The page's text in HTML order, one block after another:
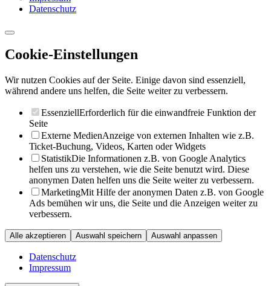
Datenschutz
Cookie-Einstellungen
Wir nutzen Cookies auf der Seite. Einige davon sind essenziell,
während andere uns helfen, die Seite weiter zu verbessern.
EssenziellErforderlich für die einwandfreie Funktion der
Seite
Externe MedienAnzeige von externen Inhalten wie z.B.
Ticket-Buchung, Videos, Karten oder Widgets
StatistikDie Informationen z.B. von Google Analytics
helfen uns zu verstehen, wie die Seite benutzt wird. Diese
anonymen Daten helfen uns die Seite weiter zu verbessern.
MarketingMit Hilfe der anonymen Daten z.B. von Google
Ads bemühen wir uns, die Seite und die Anzeigen weiter zu
verbessern.
Alle akzeptieren Auswahl speichern Auswahl anpassen
Datenschutz
Impressum